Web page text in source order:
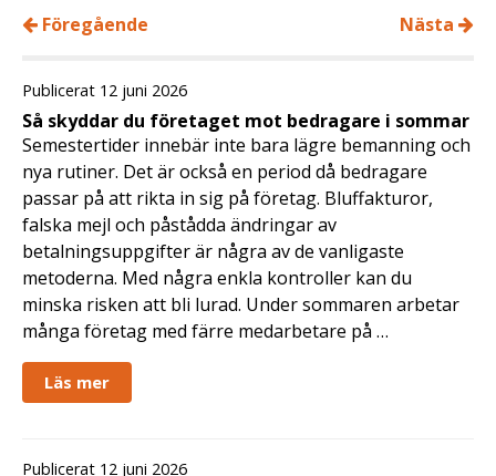
Föregående Nästa
Publicerat 12 juni 2026
Så skyddar du företaget mot bedragare i sommar
Semestertider innebär inte bara lägre bemanning och
nya rutiner. Det är också en period då bedragare
passar på att rikta in sig på företag. Bluffakturor,
falska mejl och påstådda ändringar av
betalningsuppgifter är några av de vanligaste
metoderna. Med några enkla kontroller kan du
minska risken att bli lurad. Under sommaren arbetar
många företag med färre medarbetare på …
Läs mer
Publicerat 12 juni 2026